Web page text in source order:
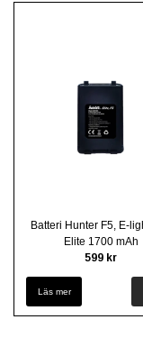
Batteri Hunter F5, E-
Elite 1700 mAh
599 kr
Läs mer